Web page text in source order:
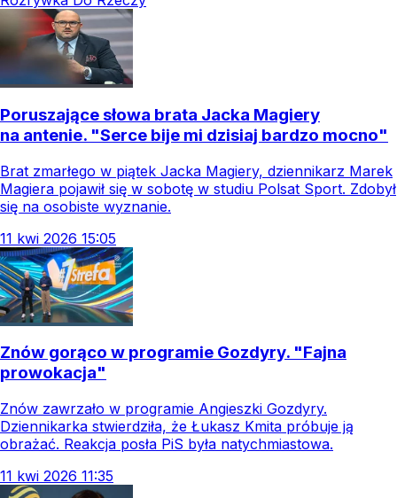
Poruszające słowa brata Jacka Magiery
na antenie. "Serce bije mi dzisiaj bardzo mocno"
Brat zmarłego w piątek Jacka Magiery, dziennikarz Marek
Magiera pojawił się w sobotę w studiu Polsat Sport. Zdobył
się na osobiste wyznanie.
11 kwi 2026 15:05
Znów gorąco w programie Gozdyry. "Fajna
prowokacja"
Znów zawrzało w programie Angieszki Gozdyry.
Dziennikarka stwierdziła, że Łukasz Kmita próbuje ją
obrażać. Reakcja posła PiS była natychmiastowa.
11 kwi 2026 11:35